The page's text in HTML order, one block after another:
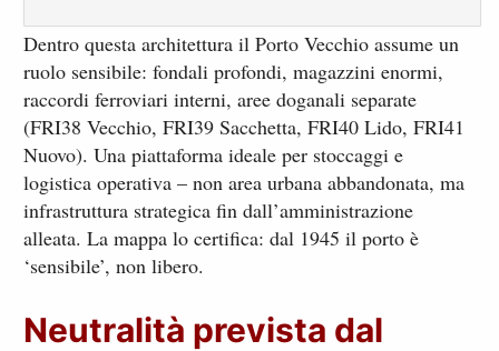
Dentro questa architettura il Porto Vecchio assume un
ruolo sensibile: fondali profondi, magazzini enormi,
raccordi ferroviari interni, aree doganali separate
(FRI38 Vecchio, FRI39 Sacchetta, FRI40 Lido, FRI41
Nuovo). Una piattaforma ideale per stoccaggi e
logistica operativa – non area urbana abbandonata, ma
infrastruttura strategica fin dall’amministrazione
alleata. La mappa lo certifica: dal 1945 il porto è
‘sensibile’, non libero.
Neutralità prevista dal